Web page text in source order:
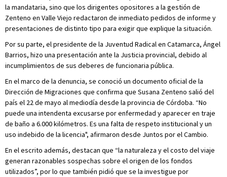
la mandataria, sino que los dirigentes opositores a la gestión de
Zenteno en Valle Viejo redactaron de inmediato pedidos de informe y
presentaciones de distinto tipo para exigir que explique la situación.
Por su parte, el presidente de la Juventud Radical en Catamarca, Ángel
Barrios, hizo una presentación ante la Justicia provincial, debido al
incumplimientos de sus deberes de funcionaria pública.
En el marco de la denuncia, se conoció un documento oficial de la
Dirección de Migraciones que confirma que Susana Zenteno salió del
país el 22 de mayo al mediodía desde la provincia de Córdoba. “No
puede una intendenta excusarse por enfermedad y aparecer en traje
de baño a 6.000 kilómetros. Es una falta de respeto institucional y un
uso indebido de la licencia", afirmaron desde Juntos por el Cambio.
En el escrito además, destacan que “la naturaleza y el costo del viaje
generan razonables sospechas sobre el origen de los fondos
utilizados”, por lo que también pidió que se la investigue por